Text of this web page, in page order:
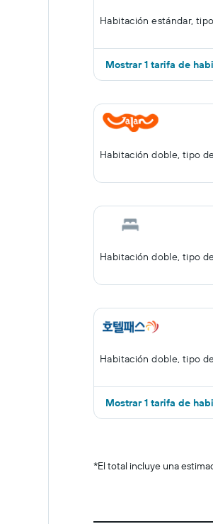
Habitación estándar,
Mostrar 1 tarifa de
Habitación doble, tipo
Habitación doble, tipo
Habitación doble, tipo
Mostrar 1 tarifa de
*El total incluye una